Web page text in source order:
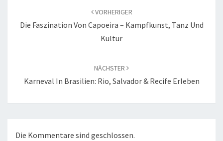
VORHERIGER
Die Faszination Von Capoeira – Kampfkunst, Tanz Und
Kultur
NÄCHSTER
Karneval In Brasilien: Rio, Salvador & Recife Erleben
Die Kommentare sind geschlossen.